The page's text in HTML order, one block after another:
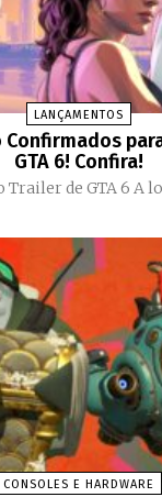
LANÇAMENTOS
Confirmados
GTA 6! Confira!
A Espera
CONSOLES E HARDWARE